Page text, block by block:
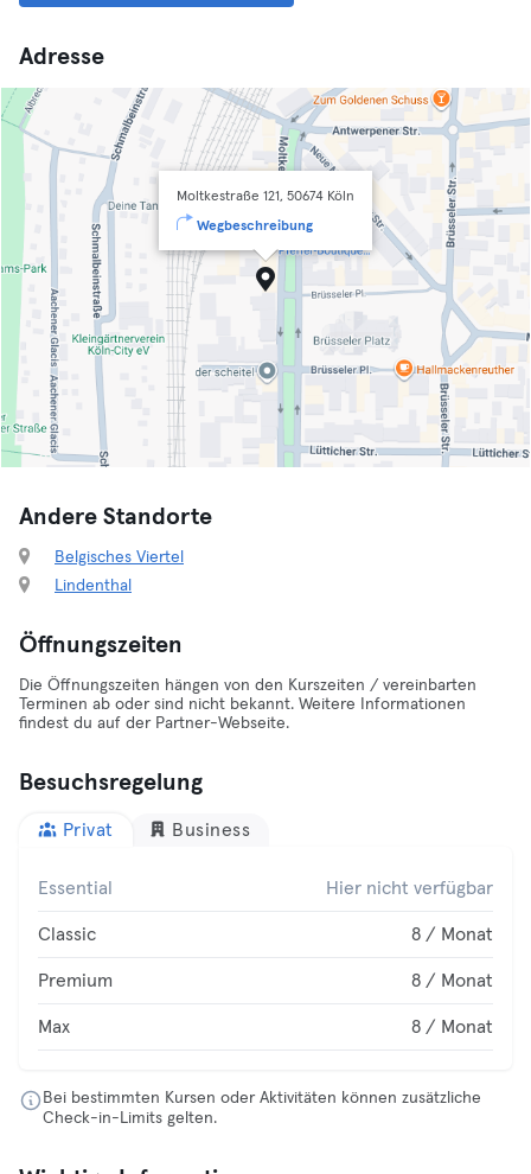
Adresse
Moltkestraße 121, 50674 Köln
Wegbeschreibung
Andere Standorte
Belgisches Viertel
Lindenthal
Öffnungszeiten
Die Öffnungszeiten hängen von den Kurszeiten / vereinbarten
Terminen ab oder sind nicht bekannt. Weitere Informationen
findest du auf der Partner-Webseite.
Besuchsregelung
Privat Business
Essential Hier nicht verfügbar
Classic 8 / Monat
Premium 8 / Monat
Max 8 / Monat
Bei bestimmten Kursen oder Aktivitäten können zusätzliche
Check-in-Limits gelten.